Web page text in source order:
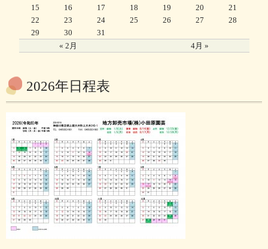
« 2月 4月 »
15
16 17 18 19 20
21
22
23 24 25 26 27
28
29
30 31
2026年日程表